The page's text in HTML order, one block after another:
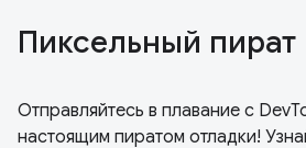
Пиксельный пират
Отправляйтесь в плавание с
настоящим пиратом отладки!